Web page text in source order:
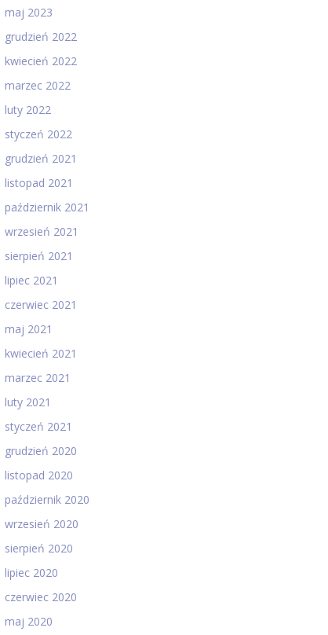
maj 2023
grudzień 2022
kwiecień 2022
marzec 2022
luty 2022
styczeń 2022
grudzień 2021
listopad 2021
październik 2021
wrzesień 2021
sierpień 2021
lipiec 2021
czerwiec 2021
maj 2021
kwiecień 2021
marzec 2021
luty 2021
styczeń 2021
grudzień 2020
listopad 2020
październik 2020
wrzesień 2020
sierpień 2020
lipiec 2020
czerwiec 2020
maj 2020